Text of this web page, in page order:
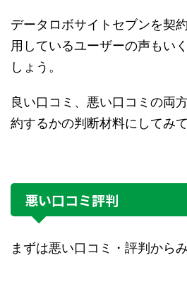
データロボサイトセブンを契
用しているユーザーの声もい
しょう。
良い口コミ、悪い口コミの両
約するかの判断材料にしてみて
悪い口コミ評判
まずは悪い口コミ・評判から